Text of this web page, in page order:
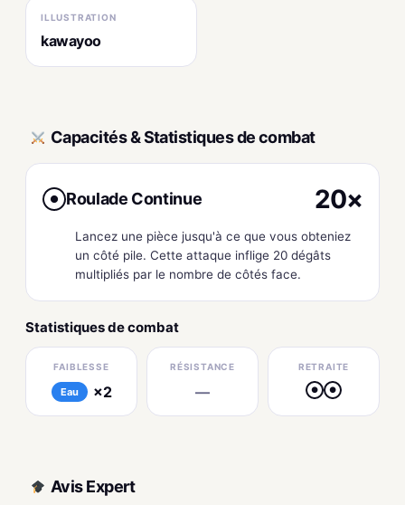
ILLUSTRATION
kawayoo
Capacités & Statistiques de combat
● Roulade Continue 20×
Lancez une pièce jusqu'à ce que vous obteniez
un côté pile. Cette attaque inflige 20 dégâts
multipliés par le nombre de côtés face.
Statistiques de combat
FAIBLESSE
Eau ×2
RÉSISTANCE
—
RETRAITE
● ●
Avis Expert